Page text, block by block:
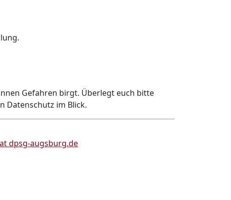
Gefahren birgt. Überlegt euch bitte
Datenschutz im Blick.
dpsg-augsburg.de